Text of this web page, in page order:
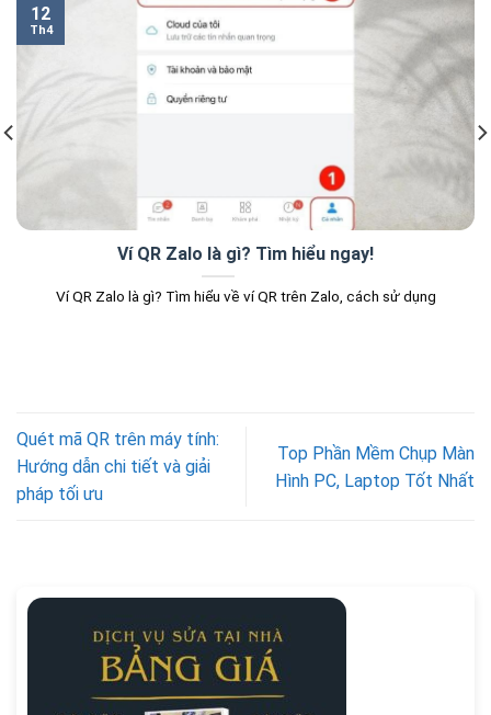
Ví QR Zalo là gì? Tìm hiểu ngay!
Ví QR Zalo là gì? Tìm hiểu về ví QR trên Zalo, cách sử dụng
12
Th4
Quét mã QR trên máy tính:
Hướng dẫn chi tiết và giải
pháp tối ưu
Top Phần Mềm Chụp Màn
Hình PC, Laptop Tốt Nhất